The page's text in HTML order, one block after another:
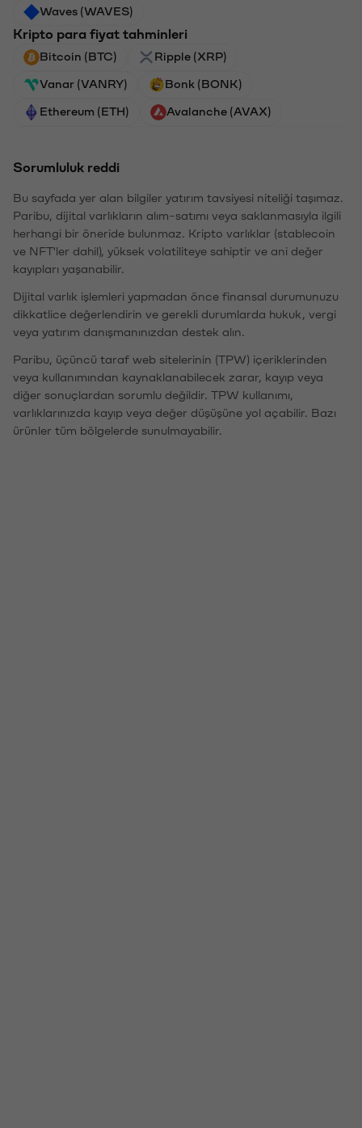
Waves (WAVES)
Kripto para fiyat tahminleri
Bitcoin (BTC) Ripple (XRP)
Vanar (VANRY) Bonk (BONK)
Ethereum (ETH) Avalanche (AVAX)
Sorumluluk reddi
Bu sayfada yer alan bilgiler yatırım tavsiyesi niteliği taşımaz.
Paribu, dijital varlıkların alım-satımı veya saklanmasıyla ilgili
herhangi bir öneride bulunmaz. Kripto varlıklar (stablecoin
ve NFT'ler dahil), yüksek volatiliteye sahiptir ve ani değer
kayıpları yaşanabilir.
Dijital varlık işlemleri yapmadan önce finansal durumunuzu
dikkatlice değerlendirin ve gerekli durumlarda hukuk, vergi
veya yatırım danışmanınızdan destek alın.
Paribu, üçüncü taraf web sitelerinin (TPW) içeriklerinden
veya kullanımından kaynaklanabilecek zarar, kayıp veya
diğer sonuçlardan sorumlu değildir. TPW kullanımı,
varlıklarınızda kayıp veya değer düşüşüne yol açabilir. Bazı
ürünler tüm bölgelerde sunulmayabilir.